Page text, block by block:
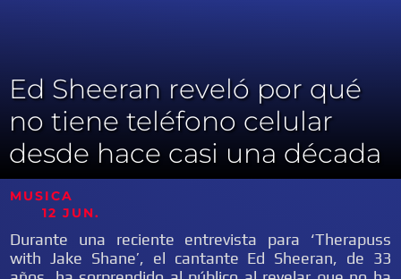
Ed Sheeran reveló por qué
no tiene teléfono celular
desde hace casi una década
MUSICA
12 JUN.
Durante una reciente entrevista para ‘Therapuss
with Jake Shane’, el cantante Ed Sheeran, de 33